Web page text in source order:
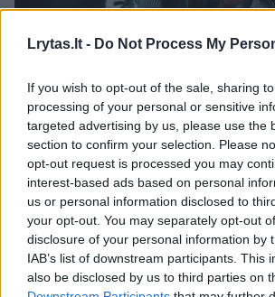
Lrytas.lt - Do Not Process My
If you wish to opt-out of the sale, sharing
processing of your personal or sensitive
targeted advertising by us, please use the
section to confirm your selection. Please
opt-out request is processed you may
interest-based ads based on personal
us or personal information disclosed to
your opt-out. You may separately opt-out
disclosure of your personal information by
IAB’s list of downstream participants. This
also be disclosed by us to third parties on
Kompozitoriui A.Kulikauskui draugai
ojo gimtadienio koncertą.
R.Danisevičiaus nuotr.
2016 metų lapkritį muzikantas
koncerte sostinės Šv.Kotrynos
labai peršalo, prasidėjo stiprus